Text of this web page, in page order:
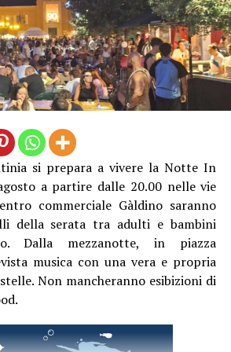
strumenti in contemporanea,
parte più ancestrale, fatta di ritmi
finale sarà una musica che viene
e tango, choro e sentimenti di
in un legame che raggiunge e tocca
mondo.
8 agosto, il Caroso Festival si
si prepara a vivere la Notte In
a partire dalle 20.00 nelle vie
commerciale Gàldino saranno
della serata tra adulti e bambini
Dalla mezzanotte, in piazza
musica con una vera e propria
Non mancheranno esibizioni di